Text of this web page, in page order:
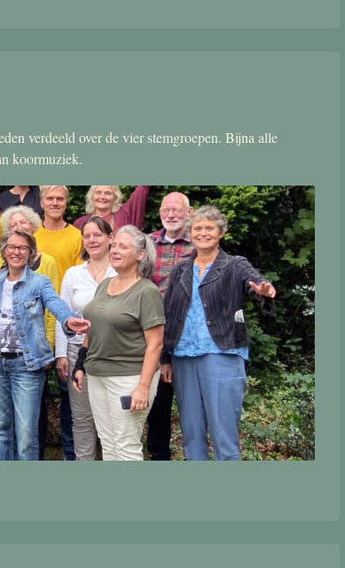
verdeeld over de vier stemgroepen. Bijna alle
koormuziek.